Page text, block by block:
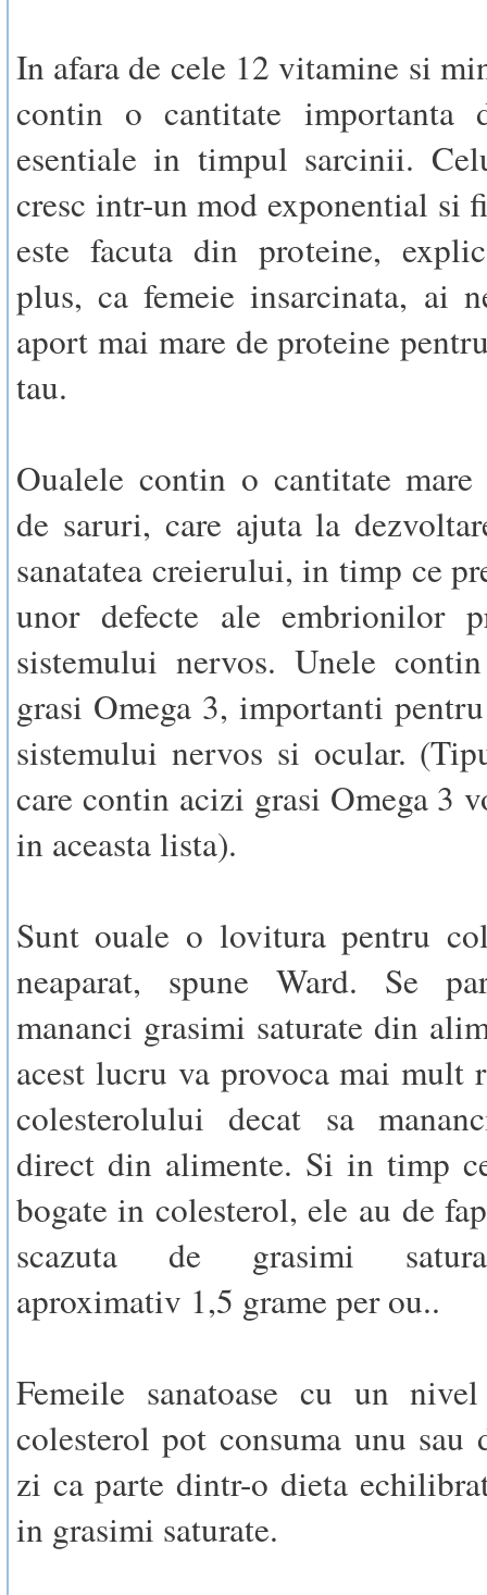
In afara de cele 12 vitamine si
contin o cantitate importanta
esentiale in timpul sarcinii.
cresc intr-un mod exponential si
este facuta din proteine,
plus, ca femeie insarcinata, ai
aport mai mare de proteine
tau.
Oualele contin o cantitate mare
de saruri, care ajuta la
sanatatea creierului, in timp ce
unor defecte ale embrionilor
sistemului nervos. Unele
grasi Omega 3, importanti
sistemului nervos si ocular.
care contin acizi grasi Omega 3
in aceasta lista).
Sunt ouale o lovitura pentru
neaparat, spune Ward. Se
mananci grasimi saturate din
acest lucru va provoca mai mult
colesterolului decat sa
direct din alimente. Si in timp
bogate in colesterol, ele au de
scazuta de grasimi
aproximativ 1,5 grame per ou..
Femeile sanatoase cu un
colesterol pot consuma unu sau
zi ca parte dintr-o dieta
in grasimi saturate.